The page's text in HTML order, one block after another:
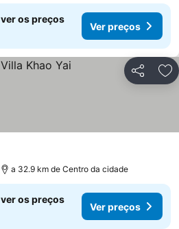
os preços
Ver preços
Partilhar
a 32.9 km de Centro da cidade
os preços
Ver preços